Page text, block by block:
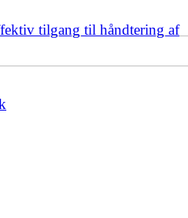
tilgang til håndtering af